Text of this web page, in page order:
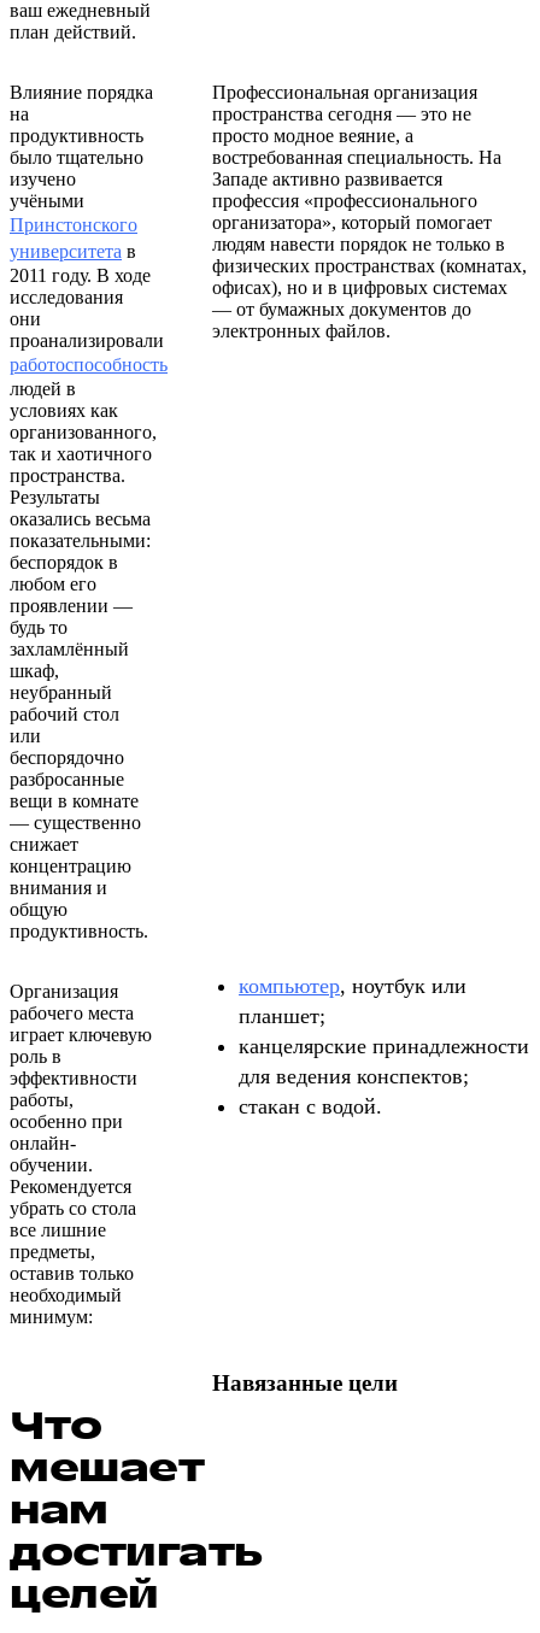
ваш ежедневный
план действий.
Влияние порядка
на
продуктивность
было тщательно
изучено
учёными
Принстонского
университета в
2011 году. В ходе
исследования
они
проанализировали
работоспособность
людей в
условиях как
организованного,
так и хаотичного
пространства.
Результаты
оказались весьма
показательными:
беспорядок в
любом его
проявлении —
будь то
захламлённый
шкаф,
неубранный
рабочий стол
или
беспорядочно
разбросанные
вещи в комнате
— существенно
снижает
концентрацию
внимания и
общую
продуктивность.
Профессиональная организация
пространства сегодня — это не
просто модное веяние, а
востребованная специальность. На
Западе активно развивается
профессия «профессионального
организатора», который помогает
людям навести порядок не только в
физических пространствах (комнатах,
офисах), но и в цифровых системах
— от бумажных документов до
электронных файлов.
Организация
рабочего места
играет ключевую
роль в
эффективности
работы,
особенно при
онлайн-
обучении.
Рекомендуется
убрать со стола
все лишние
предметы,
оставив только
необходимый
минимум:
компьютер, ноутбук или
планшет;
канцелярские принадлежности
для ведения конспектов;
стакан с водой.
Что
мешает
нам
достигать
целей
Навязанные цели